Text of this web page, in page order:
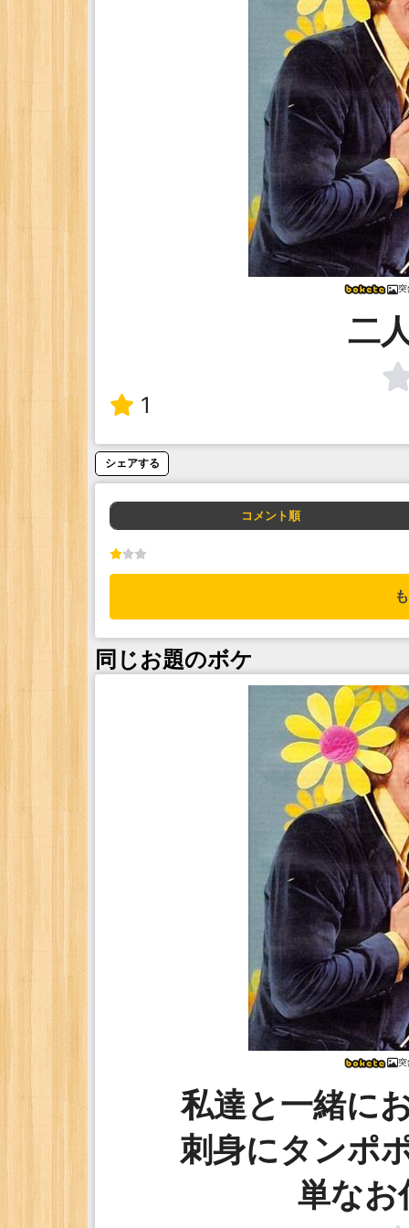
突
二
1
シェアする
コメント順
同じお題のボケ
突
私達と一緒に
刺身にタンポ
単なお